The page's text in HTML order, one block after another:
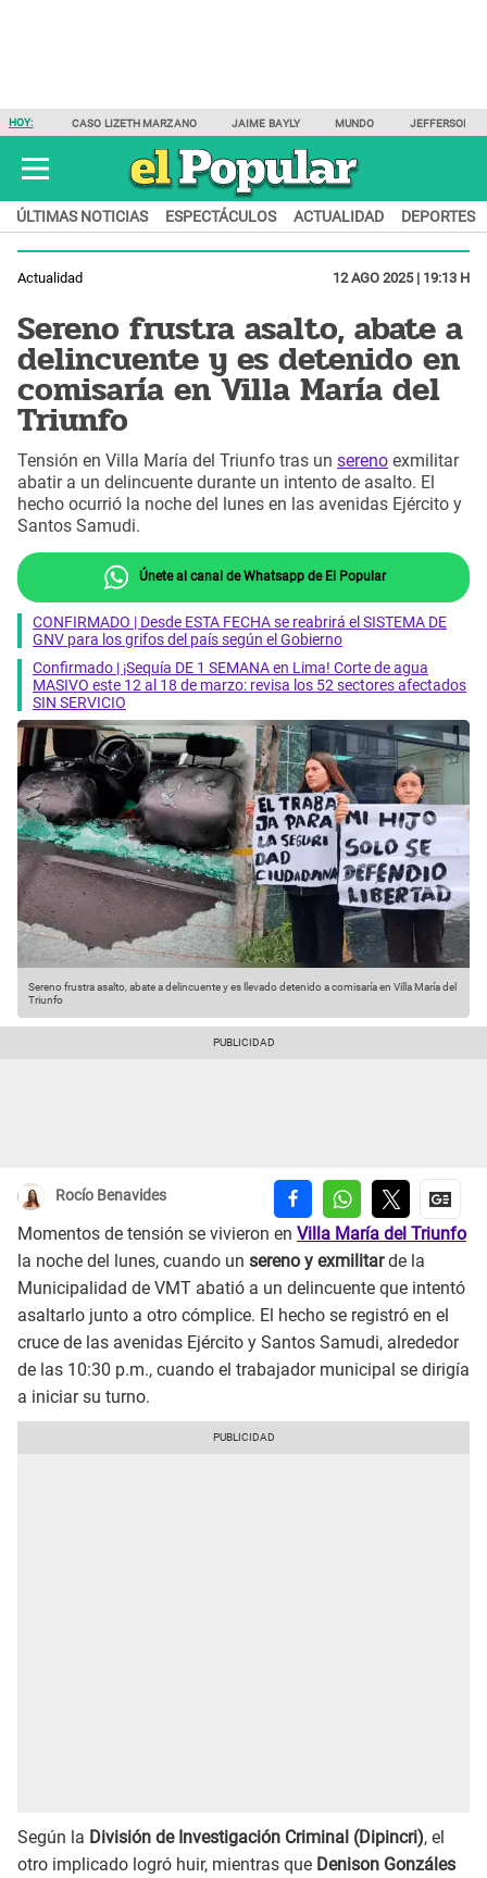
HOY: CASO LIZETH MARZANO JAIME BAYLY MUNDO JEFFERSON
ÚLTIMAS NOTICIAS ESPECTÁCULOS ACTUALIDAD DEPORTES
Actualidad 12 AGO 2025 | 19:13 H
Sereno frustra asalto, abate a
delincuente y es detenido en
comisaría en Villa María del
Triunfo
Tensión en Villa María del Triunfo tras un sereno exmilitar
abatir a un delincuente durante un intento de asalto. El
hecho ocurrió la noche del lunes en las avenidas Ejército y
Santos Samudi.
Únete al canal de Whatsapp de El Popular
CONFIRMADO | Desde ESTA FECHA se reabrirá el SISTEMA DE
GNV para los grifos del país según el Gobierno
Confirmado | ¡Sequía DE 1 SEMANA en Lima! Corte de agua
MASIVO este 12 al 18 de marzo: revisa los 52 sectores afectados
SIN SERVICIO
Sereno frustra asalto, abate a delincuente y es llevado detenido a comisaría en Villa María del
Triunfo
Rocío Benavides
Momentos de tensión se vivieron en Villa María del Triunfo
la noche del lunes, cuando un sereno y exmilitarde la
Municipalidad de VMT abatió a un delincuente que intentó
asaltarlo junto a otro cómplice. El hecho se registró en el
cruce de las avenidas Ejército y Santos Samudi, alrededor
de las 10:30 p.m., cuando el trabajador municipal se dirigía
a iniciar su turno.
Según la División de Investigación Criminal (Dipincri), el
otro implicado logró huir, mientras que Denison Gonzáles